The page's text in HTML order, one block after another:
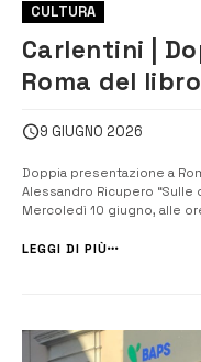
CULTURA
Carlentini |
Roma del
Alessandro
9 GIUGNO 2026
Doppia presentazione a
Alessandro Ricupero “Sulle
Mercoledì 10 giugno, alle
appuntamento, organizzato
LEGGI DI PIÙ